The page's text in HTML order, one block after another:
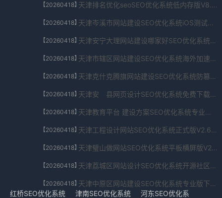
【20260418】 天津排名优化seoSEO优化系统低内存版V8.842.7509.9904下载
【20260418】 天津岑溪市网站建设SEO优化系统iOS测试版V5.4.1138.00245下载
【20260418】 天津安宁大理网站建设哪家好SEO优化系统最新安卓版appV9.484.892.6430下载
【20260418】 天津市辖区网站建设SEO优化系统海外加速版V6.229.349.22415下载
【20260418】 天津克什克腾旗网站建设SEO优化系统防篡改验证版V9.3.748.259下载
【20260418】 天津安 县网页设计SEO优化系统免费下载稳定版V8.430.749.835下载
【20260418】 天津教育平台 建设方案SEO优化系统专业版V8.5.5178.93922下载
【20260418】 天津工程设计网站SEO优化系统正式版V2.646.2753.73568下载
【20260418】 天津璧山做网站SEO优化系统平板横屏版V2.623.73.5683下载
【20260418】 天津荔城区网站设计SEO优化系统开源社区版V8.6.3004.0214下载
【20260418】
天津中原区网站建设SEO优化系统专业版下载V4.97.638.6469下载
红桥SEO优化系统
津南SEO优化系统
河东SEO优化系